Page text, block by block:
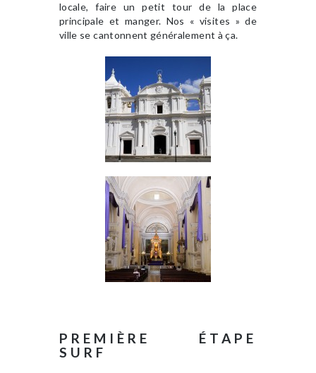
locale, faire un petit tour de la place
principale et manger. Nos « visites » de
ville se cantonnent généralement à ça.
PREMIÈRE ÉTAPE
SURF